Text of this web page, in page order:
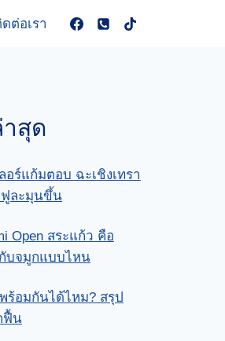
ต่อเรา
สุด
อร์แก้มตอบ ฉะเชิงเทรา
ฟูละมุนขึ้น
Open สระแก้ว คือ
กับจมูกแบบไหน
ร้อมกันได้ไหม? สรุป
ฟื้น